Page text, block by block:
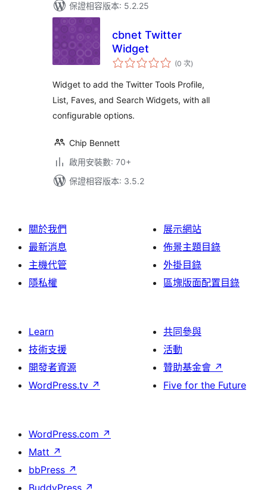
保證相容版本: 5.2.25
cbnet Twitter
Widget
(0 次評
分
數
)
Widget to add the Twitter Tools Profile,
List, Faves, and Search Widgets, with all
configurable options.
Chip Bennett
啟用安裝數: 70+
保證相容版本: 3.5.2
關於我們
最新消息
主機代管
隱私權
展示網站
佈景主題目錄
外掛目錄
區塊版面配置目錄
Learn
技術支援
開發者資源
WordPress.tv ↗
共同參與
活動
贊助基金會 ↗
Five for the Future
WordPress.com ↗
Matt ↗
bbPress ↗
BuddyPress ↗